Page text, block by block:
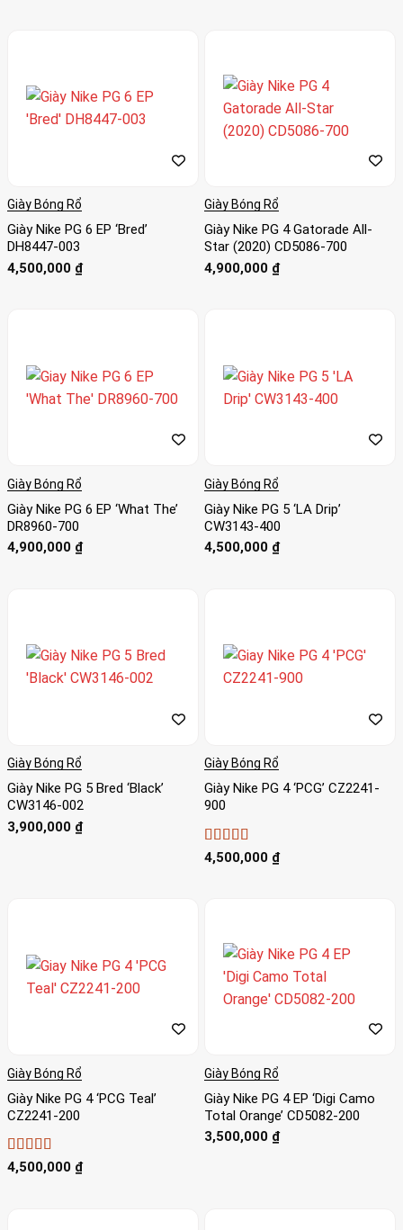
Giày Bóng Rổ
Giày Nike PG 6 EP ‘Bred’
DH8447-003
4,500,000 ₫
Giày Bóng Rổ
Giày Nike PG 4 Gatorade All-
Star (2020) CD5086-700
4,900,000 ₫
Giày Bóng Rổ
Giày Nike PG 6 EP ‘What The’
DR8960-700
4,900,000 ₫
Giày Bóng Rổ
Giày Nike PG 5 ‘LA Drip’
CW3143-400
4,500,000 ₫
Giày Bóng Rổ
Giày Nike PG 5 Bred ‘Black’
CW3146-002
3,900,000 ₫
Giày Bóng Rổ
Giày Nike PG 4 ‘PCG’ CZ2241-
900
Được xếp
4,500,000 ₫
Giày Bóng Rổ
Giày Nike PG 4 ‘PCG Teal’
CZ2241-200
Được xếp
4,500,000 ₫
Giày Bóng Rổ
Giày Nike PG 4 EP ‘Digi Camo
Total Orange’ CD5082-200
3,500,000 ₫